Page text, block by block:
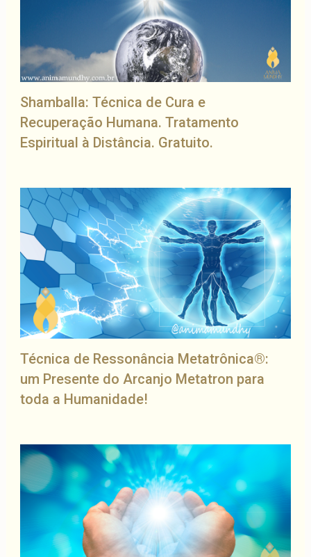
Shamballa: Técnica de Cura e
Recuperação Humana. Tratamento
Espiritual à Distância. Gratuito.
Técnica de Ressonância Metatrônica®:
um Presente do Arcanjo Metatron para
toda a Humanidade!